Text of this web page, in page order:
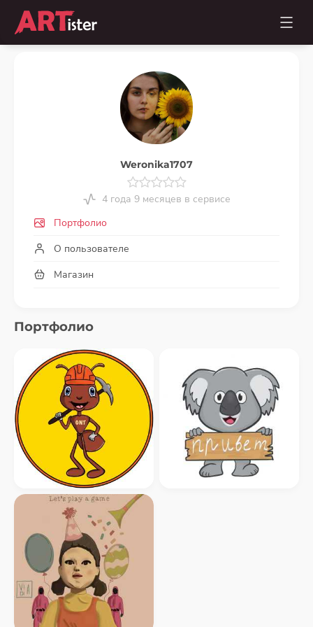
Weronika1707
4 года 9 месяцев в сервисе
Портфолио
О пользователе
Магазин
Портфолио